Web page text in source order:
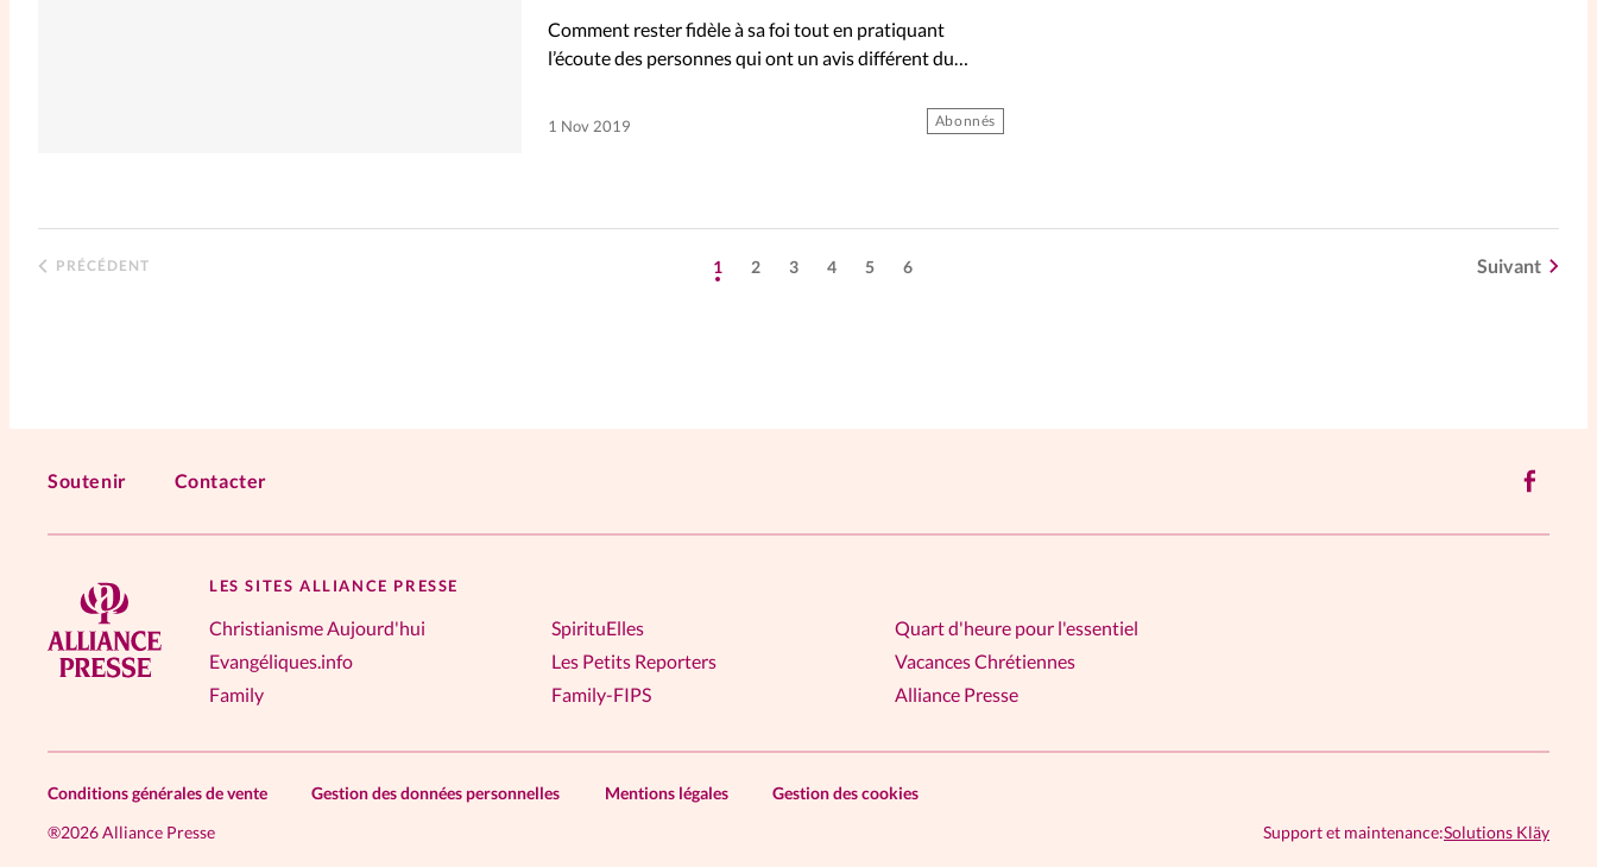
Comment rester fidèle à sa foi tout en pratiquant
l’écoute des personnes qui ont un avis différent du
1 Nov 2019 Abonnés
PRÉCÉDENT 1 2 3 4 5 6 Suivant
Soutenir Contacter
LES SITES ALLIANCE PRESSE
Christianisme Aujourd'hui
Evangéliques.info
Family
SpirituElles
Les Petits Reporters
Family-FIPS
Quart d'heure pour l'essentiel
Vacances Chrétiennes
Alliance Presse
Conditions générales de vente Gestion des données personnelles Mentions légales
Gestion des cookies
®2026 Alliance Presse Support et maintenance:Solutions Kläy